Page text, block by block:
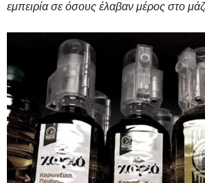
εμπειρία σε όσους έλαβαν μέρος στο